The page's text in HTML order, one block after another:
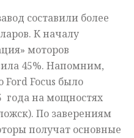
составили более
К началу
моторов
45%. Напомним,
Ford Focus было
года на мощностях
По заверениям
получат основные